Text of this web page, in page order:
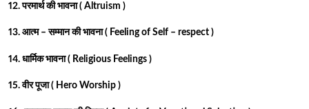
12. परमार्थ की भावना ( Altruism )
13. आत्म – सम्मान की भावना ( Feeling of Self – respect )
14. धार्मिक भावना ( Religious Feelings )
15. वीर पूजा ( Hero Worship )